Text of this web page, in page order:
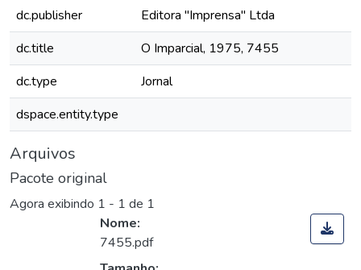
dc.publisher
Editora "Imprensa" Ltda
dc.title
O Imparcial, 1975, 7455
dc.type
Jornal
dspace.entity.type
Arquivos
Pacote original
Agora exibindo 1 - 1 de 1
Nome:
7455.pdf